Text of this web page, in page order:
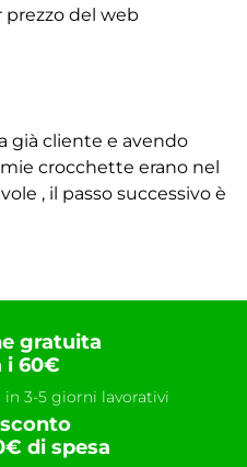
del web
già cliente e avendo
crocchette erano nel
, il passo successivo è
gratuita
i 60€
3-5 giorni lavorativi
di spesa